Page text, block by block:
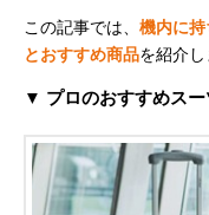
この記事では、 機内に
とおすすめ商品を紹介し
▼ プロのおすすめス